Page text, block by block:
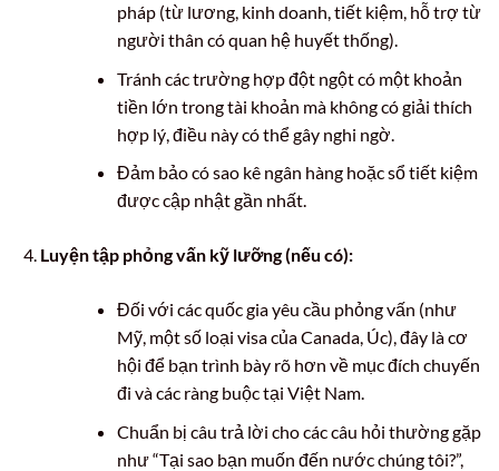
pháp (từ lương, kinh doanh, tiết kiệm, hỗ trợ từ
người thân có quan hệ huyết thống).
Tránh các trường hợp đột ngột có một khoản
tiền lớn trong tài khoản mà không có giải thích
hợp lý, điều này có thể gây nghi ngờ.
Đảm bảo có sao kê ngân hàng hoặc sổ tiết kiệm
được cập nhật gần nhất.
Luyện tập phỏng vấn kỹ lưỡng (nếu có):
Đối với các quốc gia yêu cầu phỏng vấn (như
Mỹ, một số loại visa của Canada, Úc), đây là cơ
hội để bạn trình bày rõ hơn về mục đích chuyến
đi và các ràng buộc tại Việt Nam.
Chuẩn bị câu trả lời cho các câu hỏi thường gặp
như “Tại sao bạn muốn đến nước chúng tôi?”,